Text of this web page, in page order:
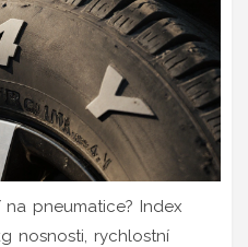
pneumatice? Index
nosnosti, rychlostní